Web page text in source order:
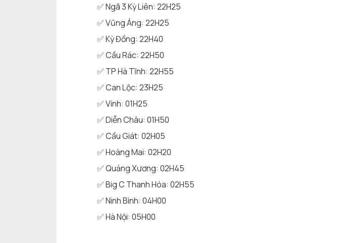
✅ Ngã 3 Kỳ Liên: 22H25
✅ Vũng Áng: 22H25
✅ Kỳ Đồng: 22H40
✅ Cầu Rác: 22H50
✅ TP Hà Tĩnh: 22H55
✅ Can Lộc: 23H25
✅ Vinh: 01H25
✅ Diễn Châu: 01H50
✅ Cầu Giát: 02H05
✅ Hoàng Mai: 02H20
✅ Quảng Xương: 02H45
✅ Big C Thanh Hóa: 02H55
✅ Ninh Bình: 04H00
✅ Hà Nội: 05H00